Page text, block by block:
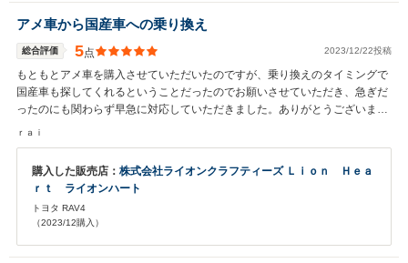
アメ車から国産車への乗り換え
総合評価 5点 2023/12/22投稿
もともとアメ車を購入させていただいたのですが、乗り換えのタイミングで
国産車も探してくれるということだったのでお願いさせていただき、急ぎだ
ったのにも関わらず早急に対応していただきました。ありがとうございまし
た！！
ｒａｉ
購入した販売店： 株式会社ライオンクラフティーズ Ｌｉｏｎ Ｈｅａ
ｒｔ ライオンハート
トヨタ RAV4
（2023/12購入）